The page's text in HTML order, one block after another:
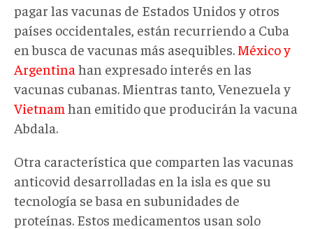
pagar las vacunas de Estados Unidos y otros
países occidentales, están recurriendo a Cuba
en busca de vacunas más asequibles. México y
Argentina han expresado interés en las
vacunas cubanas. Mientras tanto, Venezuela y
Vietnam han emitido que producirán la vacuna
Abdala.
Otra característica que comparten las vacunas
anticovid desarrolladas en la isla es que su
tecnología se basa en subunidades de
proteínas. Estos medicamentos usan solo